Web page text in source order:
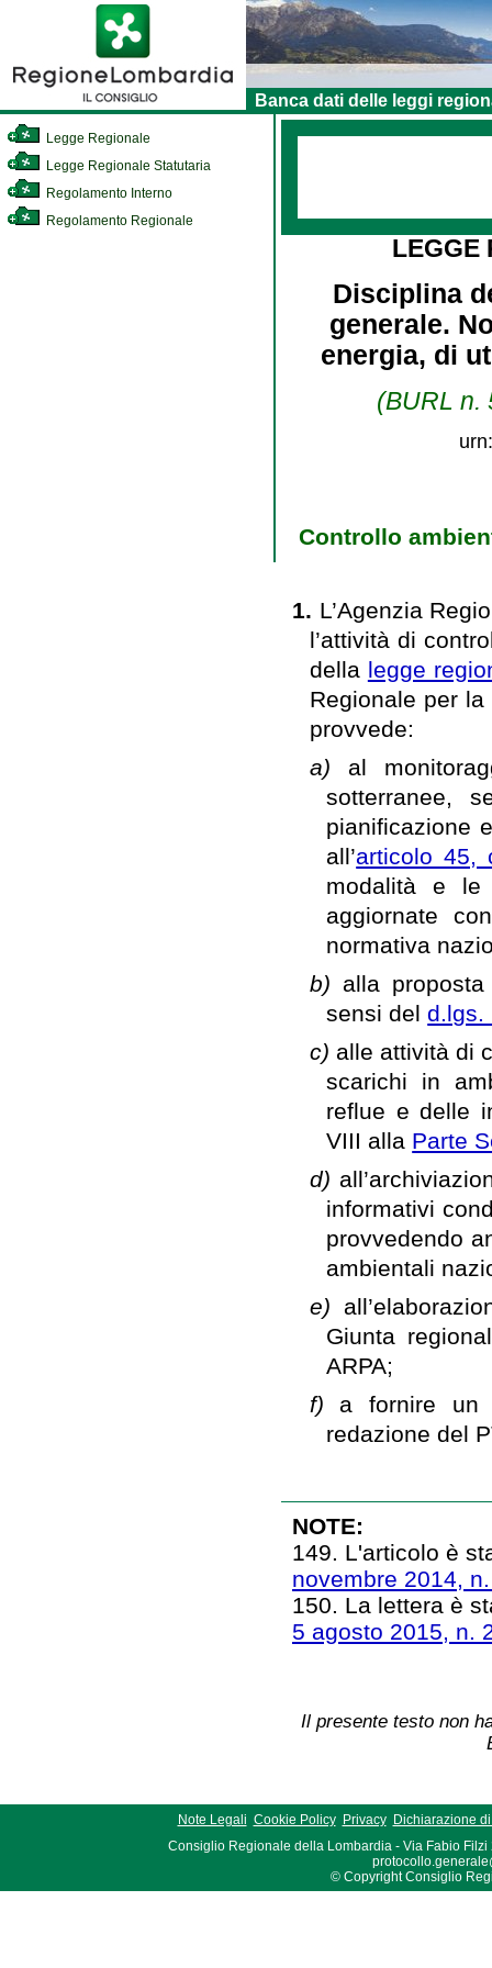
Banca dati delle leggi
Legge Regionale
Legge Regionale Statutaria
Regolamento Interno
Regolamento Regionale
LEGGE
Disciplina
generale.
energia, di
(BURL n.
Controllo
1. L’Agenzia
l’attività di
della legge
Regionale per la
provvede:
a) al
sotterranee,
pianificazione
all’articolo 45,
modalità e
aggiornate
normativa
b) alla
sensi deld.lgs.
c) alle attività di
scarichi in
reflue e delle
VIII alla Parte
d)
informativi
provvedendo
ambientali
e)
Giunta
ARPA;
f) a fornire un
redazione del
NOTE:
149. L'articolo è
novembre 2014,
150. La lettera è
5 agosto 2015, n.
Il presente testo non
Note Legali Cookie Policy Privacy
Dichiarazione
Consiglio Regionale della Lombardia - Via Fabio Filzi
© Copyright Consiglio